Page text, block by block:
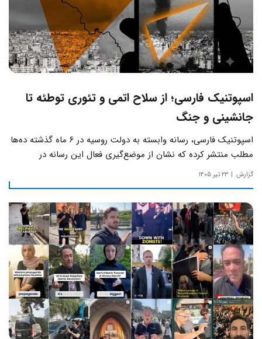
اسپوتنیک فارسی؛ از سلاح اتمی و تئوری توطئه تا
جانشینی و جنگ
اسپوتنیک فارسی، رسانه وابسته به دولت روسیه در ۶ ماه گذشته ده‌ها
مطلب منتشر کرده که نشان از موضع‌گیری فعال این رسانه‌ در
حساس‌ترین مسائل چالش‌های داخلی ایران دارد.
گزارش ۲۳ تیر ۱۴۰۵